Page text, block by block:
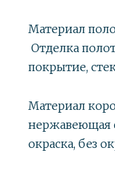
Материал
Отделка
покрытие,
Материал
нержавеющая
окраска, без